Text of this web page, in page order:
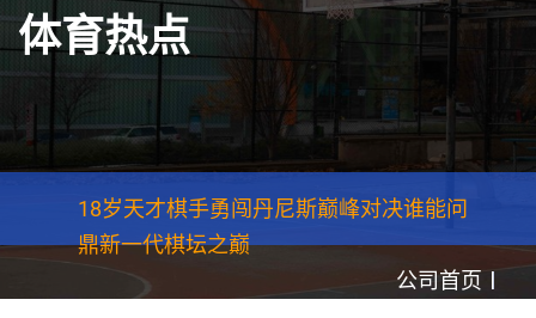
体育热点
18岁天才棋手勇闯丹尼斯巅峰对决谁能问
鼎新一代棋坛之巅
公司首页